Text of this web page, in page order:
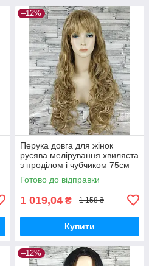
–12%
Перука довга для жінок
русява мелірування хвиляста
з проділом і чубчиком 75см
33002А-H16-613
Готово до відправки
1 019,04 ₴ 1 158 ₴
Купити
–12%